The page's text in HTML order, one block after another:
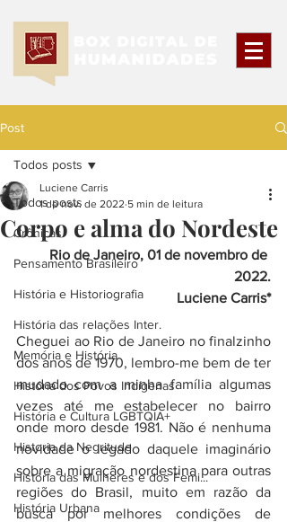
Post
Todos posts
Crônicas
Pensamento Brasileiro
História e Historiografia
História das relações Inter.
Memória e História
História dos Povos Indígenas
História e Cultura LGBTQIA+
Historia da Negritude
História das Mulheres e dos Femi...
História Urbana
Todos posts
Corpo e alma do Nordeste
Luciene Carris
1 de nov. de 2022 5 min de leitura
Rio de Janeiro, 01 de novembro de
2022.
Luciene Carris*
Cheguei ao Rio de Janeiro no finalzinho
dos anos de 1970, lembro-me bem de ter
mudado com a minha família algumas
vezes até me estabelecer no bairro
onde moro desde 1981. Não é nenhuma
novidade o legado daquele imaginário
sobre a migração nordestina para outras
regiões do Brasil, muito em razão da
busca por melhores condições de